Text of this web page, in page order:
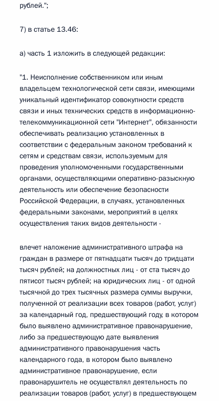
рублей.";
7) в статье 13.46:
а) часть 1 изложить в следующей редакции:
"1. Неисполнение собственником или иным
владельцем технологической сети связи, имеющими
уникальный идентификатор совокупности средств
связи и иных технических средств в информационно-
телекоммуникационной сети "Интернет", обязанности
обеспечивать реализацию установленных в
соответствии с федеральным законом требований к
сетям и средствам связи, используемым для
проведения уполномоченными государственными
органами, осуществляющими оперативно-разыскную
деятельность или обеспечение безопасности
Российской Федерации, в случаях, установленных
федеральными законами, мероприятий в целях
осуществления таких видов деятельности -
влечет наложение административного штрафа на
граждан в размере от пятнадцати тысяч до тридцати
тысяч рублей; на должностных лиц - от ста тысяч до
пятисот тысяч рублей; на юридических лиц - от одной
тысячной до трех тысячных размера суммы выручки,
полученной от реализации всех товаров (работ, услуг)
за календарный год, предшествующий году, в котором
было выявлено административное правонарушение,
либо за предшествующую дате выявления
административного правонарушения часть
календарного года, в котором было выявлено
административное правонарушение, если
правонарушитель не осуществлял деятельность по
реализации товаров (работ, услуг) в предшествующем